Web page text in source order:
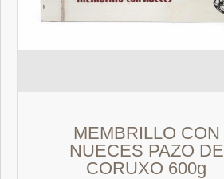
MEMBRILLO CON
NUECES PAZO DE
CORUXO 600g